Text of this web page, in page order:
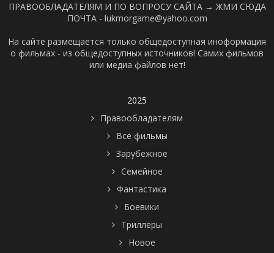
ПРАВООБЛАДАТЕЛЯМ И ПО ВОПРОСУ САЙТА → ЖМИ СЮДА
ПОЧТА - lukmorgame@yahoo.com
На сайте размещается только общедоступная иноформация
о фильмах - из общедоступных источников! Самих фильмов
или медиа файлов нет!
2025
Правообладателям
Все фильмы
Зарубежное
Семейное
Фантастика
Боевики
Триллеры
Новое